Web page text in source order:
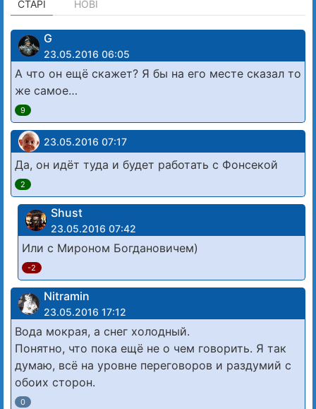
СТАРІ НОВІ
G
23.05.2016 06:05
А что он ещё скажет? Я бы на его месте сказал то
же самое…
9
23.05.2016 07:17
Да, он идёт туда и будет работать с Фонсекой
2
Shust
23.05.2016 07:42
Или с Мироном Богдановичем)
-2
Nitramin
23.05.2016 17:12
Вода мокрая, а снег холодный.
Понятно, что пока ещё не о чем говорить. Я так
думаю, всё на уровне переговоров и раздумий с
обоих сторон.
0